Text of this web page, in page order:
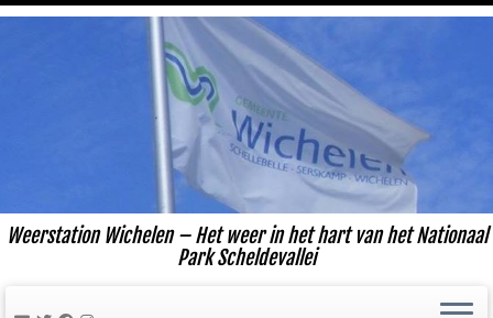
Ga
Weerstation Wichelen – Het weer in het hart van het Nationaal
Park Scheldevallei